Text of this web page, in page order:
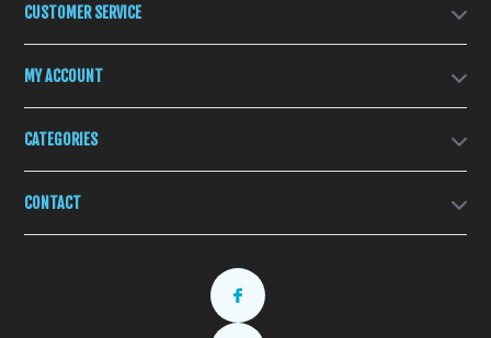
CUSTOMER SERVICE
MY ACCOUNT
CATEGORIES
CONTACT